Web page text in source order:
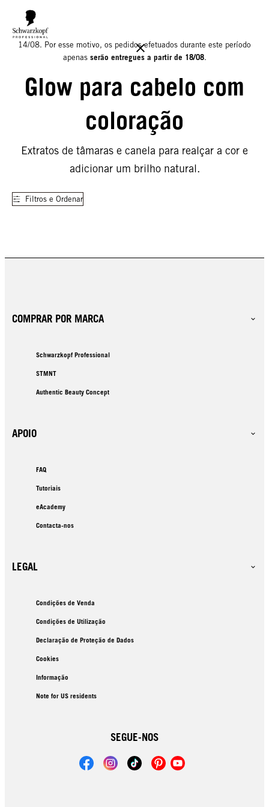
Informamos que o nosso armazém estará encerrado para férias até
14/08. Por esse motivo, os pedidos efetuados durante este período
apenas serão entregues a partir de 18/08.
Glow para cabelo com
coloração
Extratos de tâmaras e canela para realçar a cor e
adicionar um brilho natural.
Filtros e Ordenar
COMPRAR POR MARCA
Schwarzkopf Professional
STMNT
Authentic Beauty Concept
APOIO
FAQ
Tutoriais
eAcademy
Contacta-nos
LEGAL
Condições de Venda
Condições de Utilização
Declaração de Proteção de Dados
Cookies
Informação
Note for US residents
SEGUE-NOS